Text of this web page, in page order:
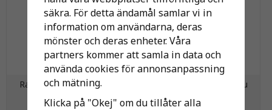
Radiator Super-8 Plateau
Radiator Super-8 Plateau
säkra. För detta ändamål samlar vi in
information om användarna, deras
mönster och deras enheter. Våra
partners kommer att samla in data och
använda cookies för annonsanpassning
och mätning.
Klicka på "Okej" om du tillåter alla